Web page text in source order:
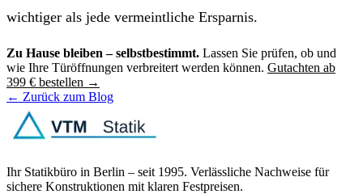
wichtiger als jede vermeintliche Ersparnis.
Zu Hause bleiben – selbstbestimmt. Lassen Sie prüfen, ob und
wie Ihre Türöffnungen verbreitert werden können. Gutachten ab
399 € bestellen →
← Zurück zum Blog
Ihr Statikbüro in Berlin – seit 1995. Verlässliche Nachweise für
sichere Konstruktionen mit klaren Festpreisen.